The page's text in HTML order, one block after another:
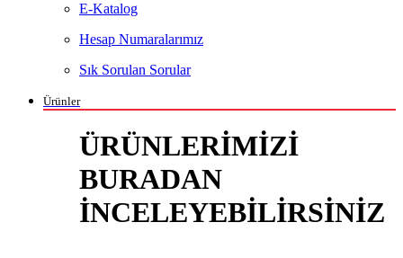
E-Katalog
Hesap Numaralarımız
Sık Sorulan Sorular
Ürünler
ÜRÜNLERİMİZİ
BURADAN
İNCELEYEBİLİRSİNİZ